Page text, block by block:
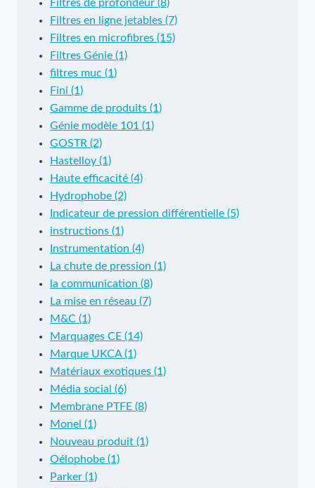
Filtres de profondeur (8)
Filtres en ligne jetables (7)
Filtres en microfibres (15)
Filtres Génie (1)
filtres muc (1)
Fini (1)
Gamme de produits (1)
Génie modèle 101 (1)
GOSTR (2)
Hastelloy (1)
Haute efficacité (4)
Hydrophobe (2)
Indicateur de pression différentielle (5)
instructions (1)
Instrumentation (4)
La chute de pression (1)
la communication (8)
La mise en réseau (7)
M&C (1)
Marquages CE (14)
Marque UKCA (1)
Matériaux exotiques (1)
Média social (6)
Membrane PTFE (8)
Monel (1)
Nouveau produit (1)
Oélophobe (1)
Parker (1)